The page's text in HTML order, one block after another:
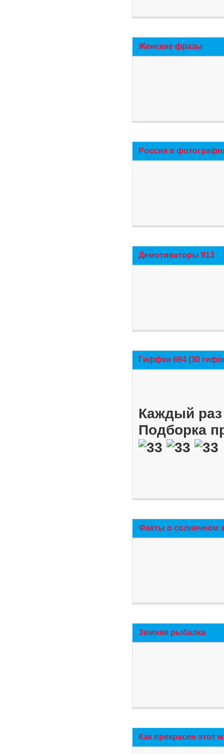
Женские фразы
Россия в
Демотиваторы 913
Гиффки 694 (30
Каждый
Подборка
Факты о солнечном
Зимняя рыбалка
Как прекрасен этот